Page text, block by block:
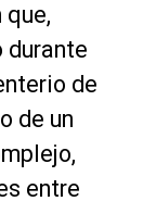
durante
de
de un
entre